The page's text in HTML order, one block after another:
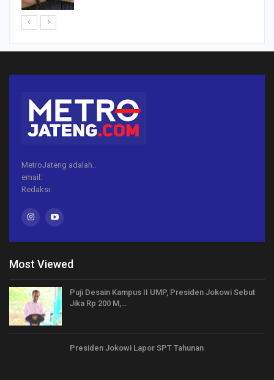
MetroJateng adalah..
email:
Redaksi:
Most Viewed
Puji Desain Kampus II UMP, Presiden Jokowi Sebut
Jika Rp 200 M,…
Presiden Jokowi Lapor SPT Tahunan